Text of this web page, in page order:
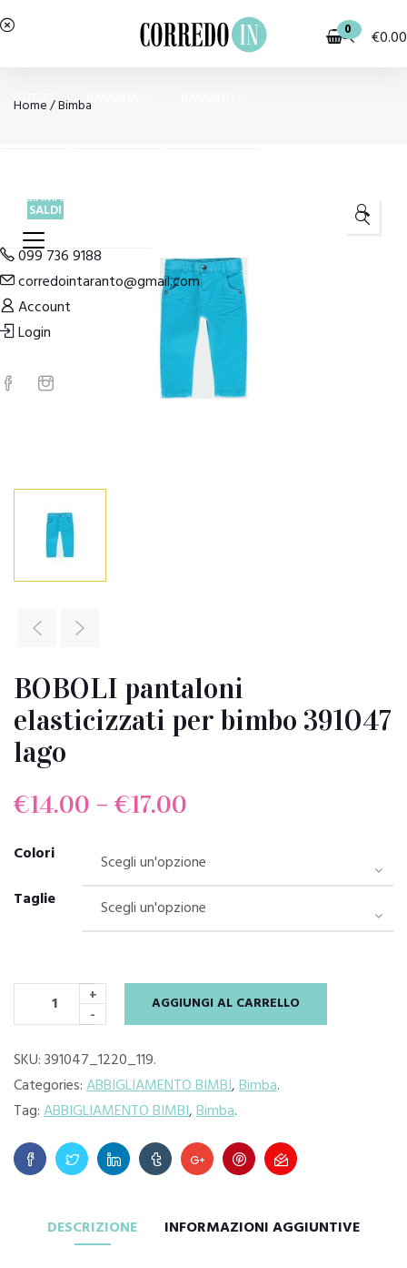
0 €0.00
OUTLET BAMBINA
PIGIAMI E HOMEWEAR
099 736 9188
corredointaranto@gmail.com
Account
Login
Home/Bimba
SALDI 🔍
BOBOLI pantaloni
elasticizzati per bimbo 391047
lago
€14.00 – €17.00
Colori
Taglie
+
-
AGGIUNGI AL CARRELLO
SKU:391047_1220_119.
Categories:ABBIGLIAMENTO BIMBI,Bimba.
Tag:ABBIGLIAMENTO BIMBI,Bimba.
DESCRIZIONE INFORMAZIONI AGGIUNTIVE